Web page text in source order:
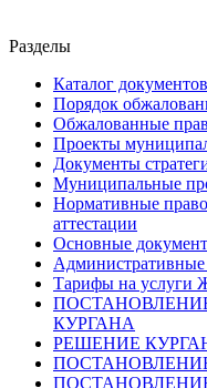
Разделы
Каталог документов
Порядок
Обжалованные
Проекты
Документы
Муниципальные
Нормативные
аттестации
Основные
Административные
Тарифы на услуги
КУРГАНА
РЕШЕНИЕ